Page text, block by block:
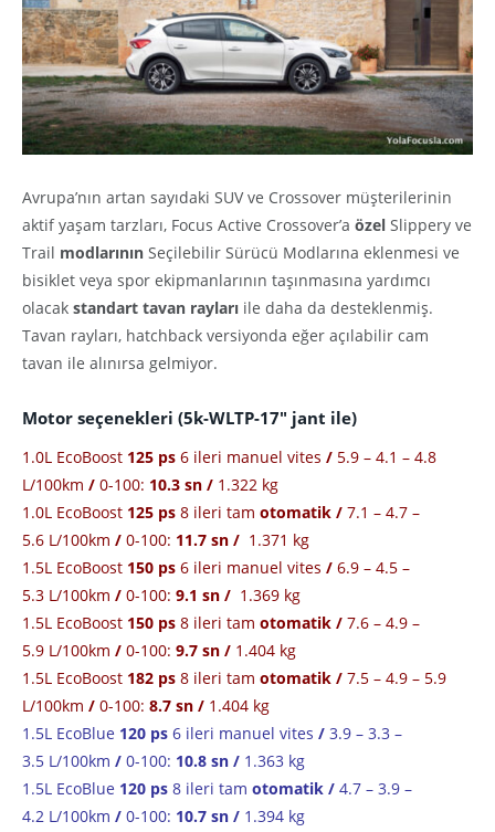
Avrupa’nın artan sayıdaki SUV ve Crossover müşterilerinin
aktif yaşam tarzları, Focus Active Crossover’a özel Slippery ve
Trail modlarının Seçilebilir Sürücü Modlarına eklenmesi ve
bisiklet veya spor ekipmanlarının taşınmasına yardımcı
olacak standart tavan rayları ile daha da desteklenmiş.
Tavan rayları, hatchback versiyonda eğer açılabilir cam
tavan ile alınırsa gelmiyor.
Motor seçenekleri (5k-WLTP-17″ jant ile)
1.0L EcoBoost 125 ps 6 ileri manuel vites / 5.9 – 4.1 – 4.8
L/100km / 0-100: 10.3 sn / 1.322 kg
1.0L EcoBoost 125 ps 8 ileri tam otomatik / 7.1 – 4.7 –
5.6 L/100km / 0-100: 11.7 sn / 1.371 kg
1.5L EcoBoost 150 ps 6 ileri manuel vites / 6.9 – 4.5 –
5.3 L/100km / 0-100: 9.1 sn / 1.369 kg
1.5L EcoBoost 150 ps 8 ileri tam otomatik / 7.6 – 4.9 –
5.9 L/100km / 0-100: 9.7 sn / 1.404 kg
1.5L EcoBoost 182 ps 8 ileri tam otomatik / 7.5 – 4.9 – 5.9
L/100km / 0-100: 8.7 sn / 1.404 kg
1.5L EcoBlue 120 ps 6 ileri manuel vites / 3.9 – 3.3 –
3.5 L/100km / 0-100: 10.8 sn / 1.363 kg
1.5L EcoBlue 120 ps 8 ileri tam otomatik / 4.7 – 3.9 –
4.2 L/100km / 0-100: 10.7 sn / 1.394 kg